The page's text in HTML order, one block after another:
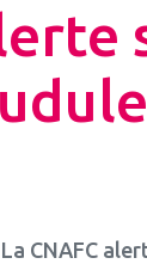
La CNAFC